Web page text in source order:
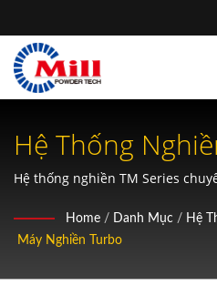
Hệ Thống
Chuyên Nghiệp
Tái Chế Môi
Hệ thống nghiền TM Series
chỉnh từ 10 đến 325 mesh.
Home / Danh Mục / Hệ
Máy Nghiền Turbo